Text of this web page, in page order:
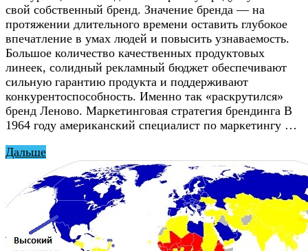
свой собственный бренд. Значение бренда — на
протяжении длительного времени оставить глубокое
впечатление в умах людей и повысить узнаваемость.
Большое количество качественных продуктовых
линеек, солидный рекламный бюджет обеспечивают
сильную гарантию продукта и поддерживают
конкурентоспособность. Именно так «раскрутился»
бренд Леново. Маркетинговая стратегия брендинга В
1964 году американский специалист по маркетингу …
Дальше